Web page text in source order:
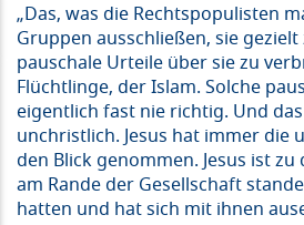
„Das, was die Rechtspopulisten
Gruppen ausschließen, sie
pauschale Urteile über sie zu
Flüchtlinge, der Islam. Solche
eigentlich fast nie richtig. Und
unchristlich. Jesus hat immer die
den Blick genommen. Jesus ist
am Rande der Gesellschaft
hatten und hat sich mit ihnen